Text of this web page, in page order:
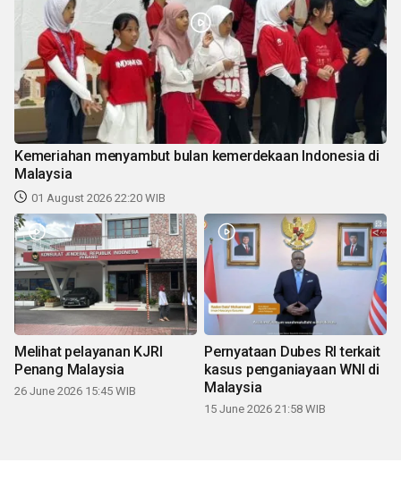
Kemeriahan menyambut bulan kemerdekaan Indonesia di
Malaysia
01 August 2026 22:20 WIB
Melihat pelayanan KJRI
Penang Malaysia
26 June 2026 15:45 WIB
Pernyataan Dubes RI terkait
kasus penganiayaan WNI di
Malaysia
15 June 2026 21:58 WIB